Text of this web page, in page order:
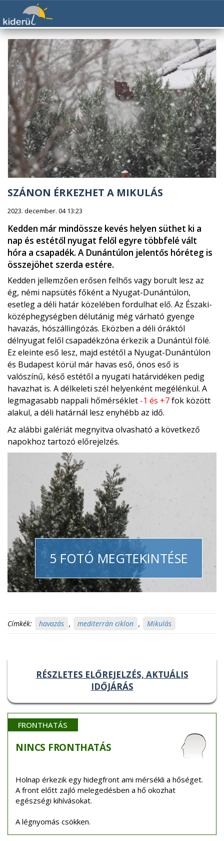
SZÁNON ÉRKEZHET A MIKULÁS
2023. december. 04 13:23
Kedden már mindössze kevés helyen süthet ki a
nap és estétől nyugat felől egyre többfelé vált
hóra a csapadék. A Dunántúlon jelentős hóréteg is
összejöhet szerda estére.
Kedden jellemzően erősen felhős vagy borult lesz az
ég, némi napsütés főként a Nyugat-Dunántúlon,
esetleg a déli határ közelében fordulhat elő. Az Északi-
középhegységben délutánig még várható gyenge
havazás, hószállingózás. Eközben a déli óráktól
délnyugat felől csapadékzóna érkezik a Dunántúl fölé.
Ez eleinte eső lesz, majd estétől a Nyugat-Dunántúlon
és Budapest körül már havas eső, ónos eső is
valószínű, késő estétől a nyugati határvidéken pedig
havazhat is. A délkeleti szél helyenként megélénkül. A
legmagasabb nappali hőmérséklet -1 és +7fok között
alakul, a déli határnál lesz enyhébb az idő.
Az alábbi galériát megnyitva olvasható a következő
napokhoz tartozó előrejelzés.
5 FOTÓ MEGTEKINTÉSE
Címkék: havazás , mediterrán ciklon , Mikulás
RÉSZLETES ELŐREJELZÉS, AKTUÁLIS
IDŐJÁRÁS
FRONTHATÁS
NINCS FRONTHATÁS
Holnap érkezik egy hidegfront ami mérsékli a hőséget.
A front előtt zajló melegedésben a hő okozhat
egészségi kihívásokat.
A légnyomás csökken.